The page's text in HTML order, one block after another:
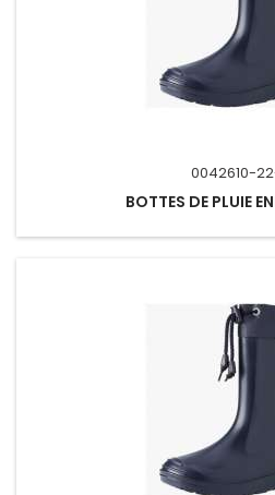
0042610-
BOTTES DE PLUIE